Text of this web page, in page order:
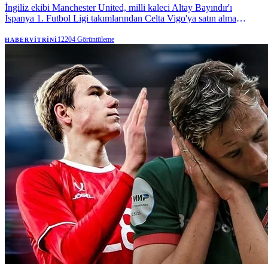
İngiliz ekibi Manchester United, milli kaleci Altay Bayındır'ı
İspanya 1. Futbol Ligi takımlarından Celta Vigo'ya satın alma
HABERVITRINI12204 Görüntüleme